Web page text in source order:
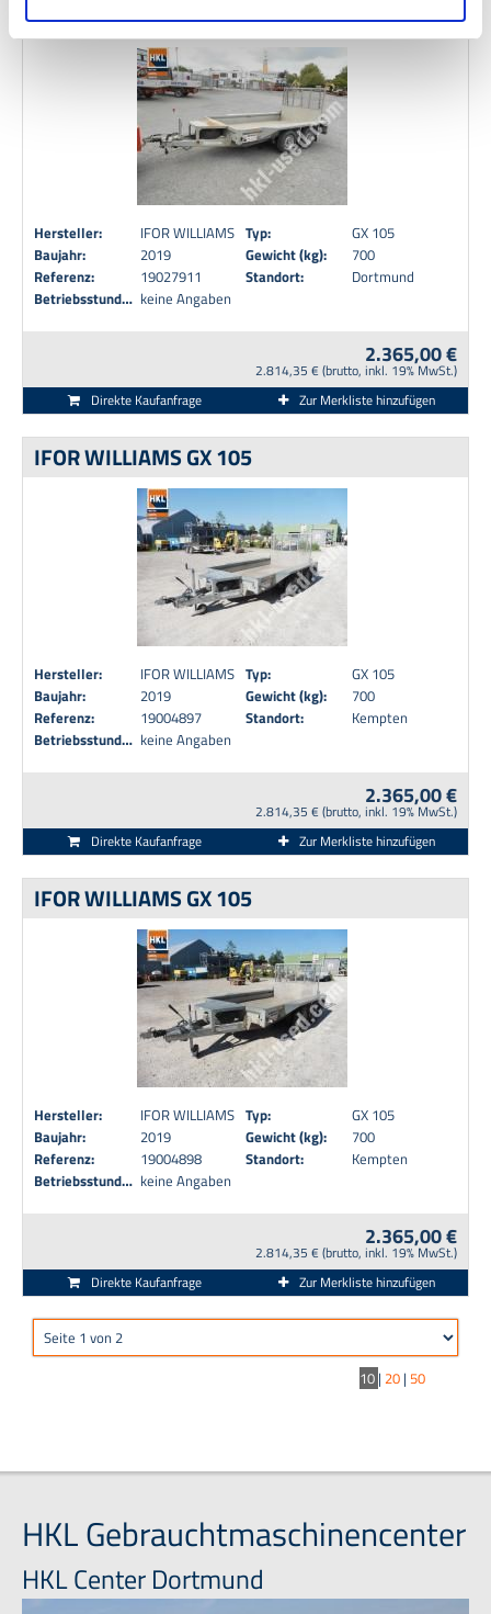
Zugriff auf Informationen erfolgt dabei aufgrund Ihrer
Einwilligung nach Maßgabe von § 25 Abs. 1 TDDDG, die
weitere Verarbeitung aufgrund Ihrer Einwilligung nach Art.
6 Abs. 1 S. 1 lit. a) DSGVO. Weitere Informationen
können Sie in unserenDatenschutzhinweisen
Impressumentnehmen.
IFOR WILLIAMS GX 105
Hersteller: IFOR WILLIAMS Typ:
GX 105
Baujahr:
2019 Gewicht (kg):
700
Referenz:
19027911 Standort:
Dortmund
Betriebsstunden: keine Angaben
2.365,00 €
2.814,35 € (brutto, inkl. 19% MwSt.)
Direkte Kaufanfrage
Zur Merkliste hinzufügen
IFOR WILLIAMS GX 105
Hersteller: IFOR WILLIAMS Typ:
GX 105
Baujahr:
2019 Gewicht (kg):
700
Referenz:
19004897 Standort:
Kempten
Betriebsstunden: keine Angaben
2.365,00 €
2.814,35 € (brutto, inkl. 19% MwSt.)
Direkte Kaufanfrage
Zur Merkliste hinzufügen
IFOR WILLIAMS GX 105
Hersteller: IFOR WILLIAMS Typ:
GX 105
Baujahr:
2019 Gewicht (kg):
700
Referenz:
19004898 Standort:
Kempten
Betriebsstunden: keine Angaben
2.365,00 €
2.814,35 € (brutto, inkl. 19% MwSt.)
Direkte Kaufanfrage
Zur Merkliste hinzufügen
10 | 20 | 50
HKL Gebrauchtmaschinencenter
HKL Center Dortmund